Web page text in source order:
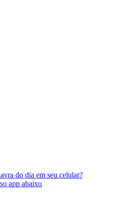
do dia em seu celular?
app abaixo